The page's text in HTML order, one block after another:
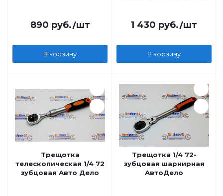
890 руб./шт
В корзину
1 430 руб./шт
В корзину
Трещотка
телескопическая 1/4 72
зубцовая Авто Дело
Трещотка 1/4 72-
зубцовая шарнирная
АвтоДело